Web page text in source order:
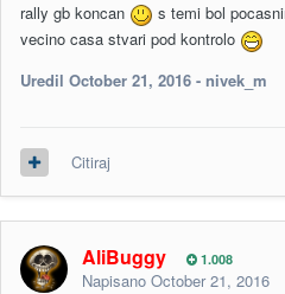
rally gb koncan
s temi bol
vecino casa stvari pod kontrolo
Uredil October 21, 2016 - nivek_m
Citiraj
AliBuggy 1.008
Napisano October 21, 2016